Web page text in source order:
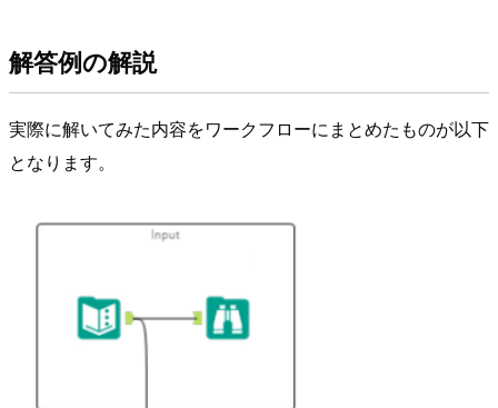
解答例の解説
実際に解いてみた内容をワークフローにまとめたものが以下
となります。